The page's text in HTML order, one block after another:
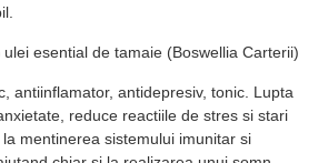
ulei esential de tamaie (Boswellia Carterii)
antiinflamator, antidepresiv, tonic. Lupta
reduce reactiile de stres si stari
mentinerea sistemului imunitar si